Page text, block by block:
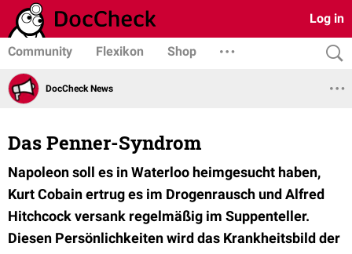
Log in
Community Flexikon Shop
DocCheck News
Das Penner-Syndrom
Napoleon soll es in Waterloo heimgesucht haben,
Kurt Cobain ertrug es im Drogenrausch und Alfred
Hitchcock versank regelmäßig im Suppenteller.
Diesen Persönlichkeiten wird das Krankheitsbild der